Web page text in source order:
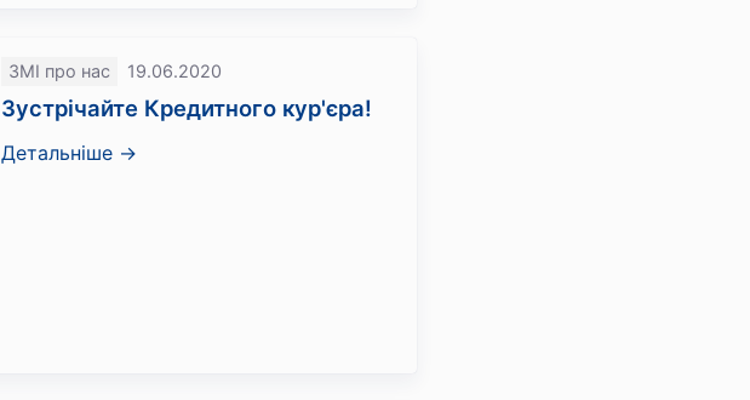
ЗМІ про нас 19.06.2020
Зустрічайте Кредитного кур'єра!
Детальніше →